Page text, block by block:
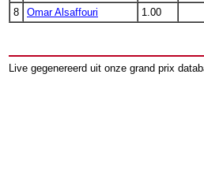
8
Omar Alsaffouri 1.00
Live gegenereerd uit onze grand prix